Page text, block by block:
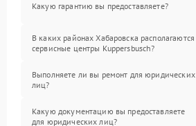
Какую гарантию вы предоставляете?
В каких районах Хабаровска располагаются
сервисные центры Kuppersbusch?
Выполняете ли вы ремонт для юридических
лиц?
Какую документацию вы предоставляете
для юридических лиц?